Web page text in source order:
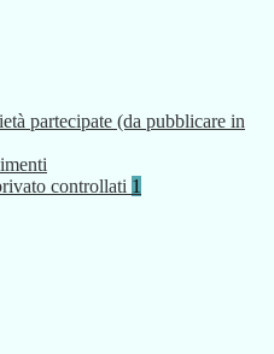
partecipate (da pubblicare in
controllati 1